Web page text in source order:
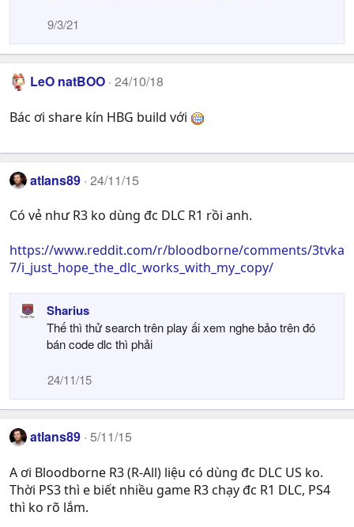
9/3/21
LeO natBOO 24/10/18
Bác ơi share kín HBG build với
atlans89 24/11/15
Có vẻ như R3 ko dùng đc DLC R1 rồi anh.
https://www.reddit.com/r/bloodborne/comments/3tvka
7/i_just_hope_the_dlc_works_with_my_copy/
Sharius
Thế thì thử search trên play ấi xem nghe bảo trên đó
bán code dlc thì phải
24/11/15
atlans89 5/11/15
A ơi Bloodborne R3 (R-All) liệu có dùng đc DLC US ko.
Thời PS3 thì e biết nhiều game R3 chạy đc R1 DLC, PS4
thì ko rõ lắm.